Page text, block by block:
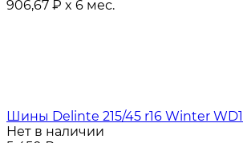
906,67 ₽ x 6 мес.
Шины Delinte 215/45 r16 Winter
Нет в наличии